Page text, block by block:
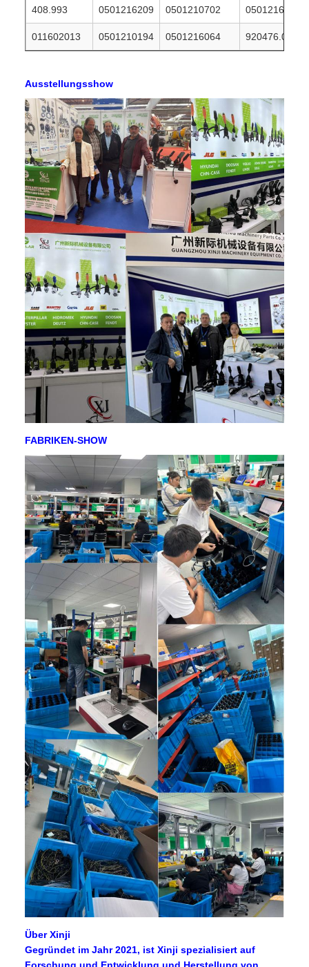
408.993 0501216209 0501210702 0501216208
011602013 0501210194 0501216064 920476.018
Ausstellungsshow
FABRIKEN-SHOW
Über Xinji
Gegründet im Jahr 2021, ist Xinji spezialisiert auf